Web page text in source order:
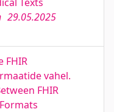
29.05.2025
FHIR
vahel.
FHIR